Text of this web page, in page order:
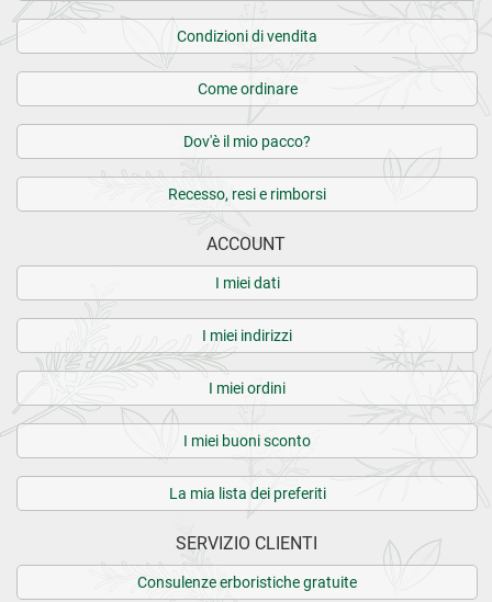
Condizioni di vendita
Come ordinare
Dov'è il mio pacco?
Recesso, resi e rimborsi
ACCOUNT
I miei dati
I miei indirizzi
I miei ordini
I miei buoni sconto
La mia lista dei preferiti
SERVIZIO CLIENTI
Consulenze erboristiche gratuite